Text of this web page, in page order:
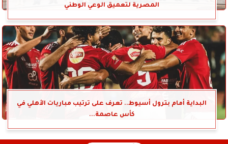
المصرية لتعميق الوعي الوطني
البداية أمام بترول أسيوط.. تعرف على ترتيب مباريات الأهلي في
كأس عاصمة...